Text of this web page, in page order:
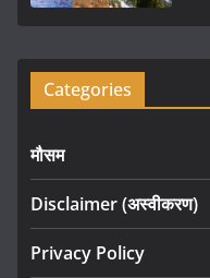
Categories
मौसम
Disclaimer (अस्वीकरण)
Privacy Policy